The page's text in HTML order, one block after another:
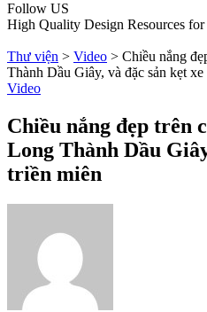
Follow US
High Quality Design Resources for
Thư viện > Video > Chiều nắng
Thành Dầu Giây, và đặc sản kẹt xe
Video
Chiều nắng đẹp trên
Long Thành Dầu
triền miên